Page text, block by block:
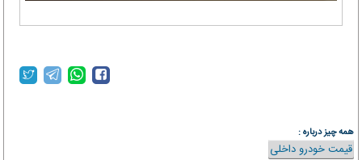
همه چیز درباره :
قیمت خودرو داخلی